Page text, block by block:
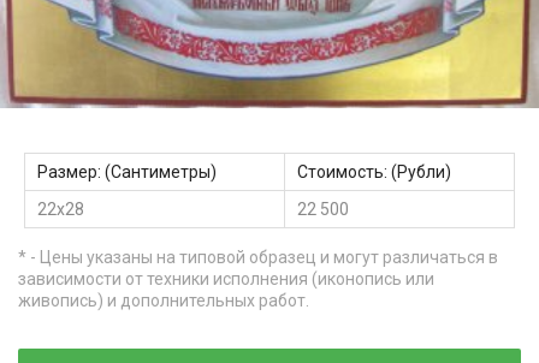
Размер: (Сантиметры)
Стоимость: (Рубли)
22х28
22 500
* - Цены указаны на типовой образец и могут различаться в
зависимости от техники исполнения (иконопись или
живопись) и дополнительных работ.